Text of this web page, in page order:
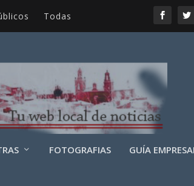
Todas
FOTOGRAFIAS GUÍA